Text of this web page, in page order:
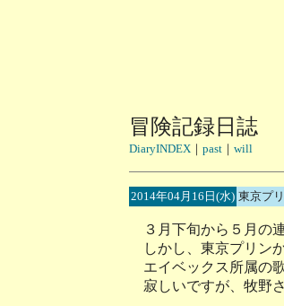
冒険記録日誌
DiaryINDEX ｜ past ｜ will
2014年04月16日(水) 東京プ
３月下旬から５月の
しかし、東京プリン
エイベックス所属の
寂しいですが、牧野